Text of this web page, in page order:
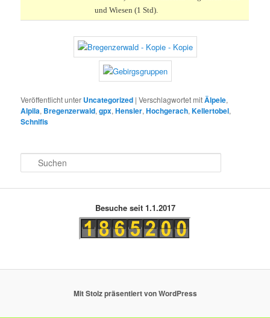
und Wiesen (1 Std).
Veröffentlicht unter Uncategorized |Verschlagwortet mitÄlpele,
Alpila, Bregenzerwald,gpx,Hensler,Hochgerach,Kellertobel,
Schnifis
u
Besuche seit 1.1.2017
Mit Stolz präsentiert von WordPress